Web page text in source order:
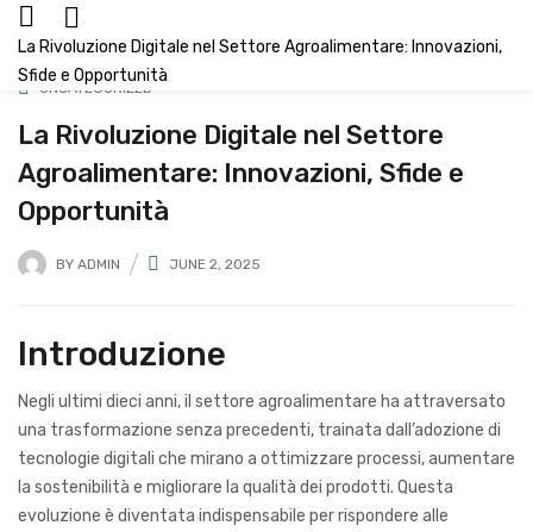
La Rivoluzione Digitale nel Settore Agroalimentare: Innovazioni,
Sfide e Opportunità
UNCATEGORIZED
La Rivoluzione Digitale nel Settore
Agroalimentare: Innovazioni, Sfide e
Opportunità
BY ADMIN JUNE 2, 2025
Introduzione
Negli ultimi dieci anni, il settore agroalimentare ha attraversato
una trasformazione senza precedenti, trainata dall’adozione di
tecnologie digitali che mirano a ottimizzare processi, aumentare
la sostenibilità e migliorare la qualità dei prodotti. Questa
evoluzione è diventata indispensabile per rispondere alle